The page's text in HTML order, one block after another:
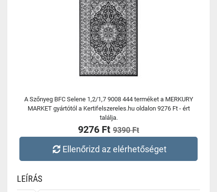
A Szőnyeg BFC Selene 1,2/1,7 9008 444 terméket a MERKURY
MARKET gyártótól a Kertifelszereles.hu oldalon 9276 Ft - ért
találja.
9276 Ft 9390 Ft
Ellenőrizd az elérhetőséget
LEÍRÁS